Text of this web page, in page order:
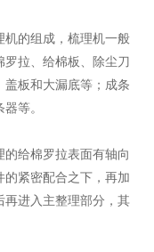
的组成，梳理机一般
罗拉、给棉板、除尘刀
板和大漏底等；成条
等。
给棉罗拉表面有轴向
紧密配合之下，再加
再进入主整理部分，其